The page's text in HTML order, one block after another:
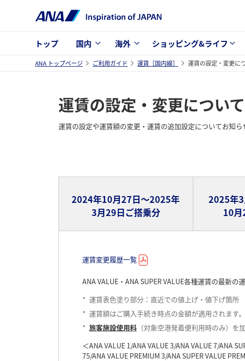
トップ 国内 海外 ショッピング&ライフ
ANA トップページ ご利用ガイド 運賃［国内線］ 運賃の設定・変更に
運賃の設定・変更につい
運賃の設定や運賃額の変更・運賃の追加設定についてお知ら
2024年10月27日～2025年
3月29日ご搭乗分
2025年
10月
運賃変更履歴一覧
ANA VALUE・ANA SUPER VALUE各種運賃の最新の
* 運賃表色塗り部分：直近での値上げ・値下げ箇所
* 運賃額はご購入手続き時点の金額が適用されます
* 旅客施設使用料（対象空港発着便利用時のみ）を
＜ANA VALUE 1/ANA VALUE 3/ANA VALUE 7/ANA
75/ANA VALUE PREMIUM 3/ANA SUPER VALUE
運賃変更履歴一覧
ANA VALUE・ANA SUPER VALUE各種運賃の最新の
* 運賃表色塗り部分：直近での値上げ・値下げ箇所
* 運賃額はご購入手続き時点の金額が適用されます
* 旅客施設使用料（対象空港発着便利用時のみ）を
＜ANA VALUE 1/ANA VALUE 3/ANA VALUE 7/ANA
75/ANA VALUE PREMIUM 3/ANA SUPER VALUE
運賃変更履歴一覧
ANA VALUE・ANA SUPER VALUE各種運賃の最新の
* 運賃表色塗り部分：直近での値上げ・値下げ箇所
* 運賃額はご購入手続き時点の金額が適用されます
* 旅客施設使用料（対象空港発着便利用時のみ）を
＜ANA VALUE 1/ANA VALUE 3/ANA VALUE 7/ANA
75/ANA VALUE PREMIUM 3/ANA SUPER VALUE